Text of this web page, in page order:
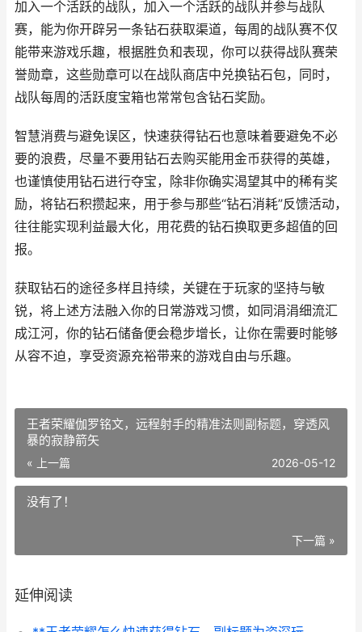
加入一个活跃的战队，加入一个活跃的战队并参与战队
赛，能为你开辟另一条钻石获取渠道，每周的战队赛不仅
能带来游戏乐趣，根据胜负和表现，你可以获得战队赛荣
誉勋章，这些勋章可以在战队商店中兑换钻石包，同时，
战队每周的活跃度宝箱也常常包含钻石奖励。
智慧消费与避免误区，快速获得钻石也意味着要避免不必
要的浪费，尽量不要用钻石去购买能用金币获得的英雄，
也谨慎使用钻石进行夺宝，除非你确实渴望其中的稀有奖
励，将钻石积攒起来，用于参与那些“钻石消耗”反馈活动，
往往能实现利益最大化，用花费的钻石换取更多超值的回
报。
获取钻石的途径多样且持续，关键在于玩家的坚持与敏
锐，将上述方法融入你的日常游戏习惯，如同涓涓细流汇
成江河，你的钻石储备便会稳步增长，让你在需要时能够
从容不迫，享受资源充裕带来的游戏自由与乐趣。
王者荣耀伽罗铭文，远程射手的精准法则副标题，穿透风
暴的寂静箭矢
« 上一篇 2026-05-12
没有了！
下一篇 »
延伸阅读